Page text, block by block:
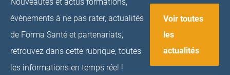
évènements à ne pas rater, actualités
de Forma Santé et partenariats,
retrouvez dans cette rubrique, toutes
les informations en temps réel !
Voir toutes
les
actualités